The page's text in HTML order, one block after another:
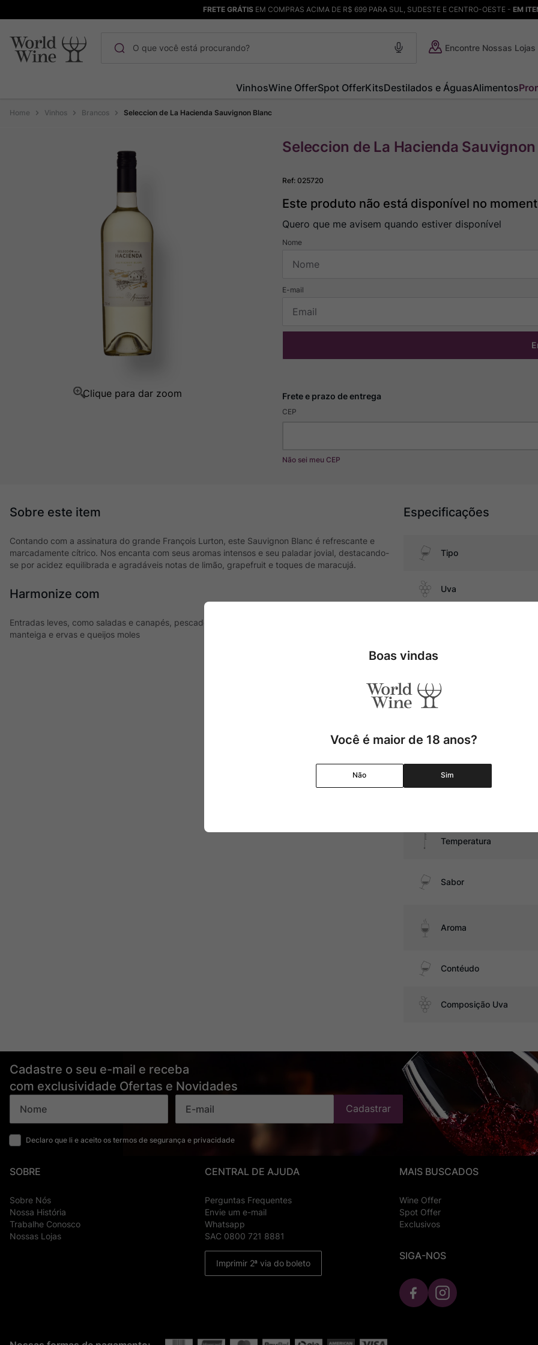
FRETE GRÁTISEM COMPRAS ACIMA DE R$ 699 PARA SUL, SUDESTE E CENTRO-OESTE - EM
Encontre Nossas Lojas
VinhosWine OfferSpot OfferKitsDestilados e ÁguasAlimentos
Vinhos Brancos Seleccion de La Hacienda Sauvignon Blanc
Seleccion de La Hacienda
Ref:025720
Este produto não está disponível no
Quero que me avisem quando estiver disponível
CEP
Não sei meu CEP
Contando com a assinatura do grande François Lurton, este Sauvignon Blanc é refrescante e
marcadamente cítrico. Nos encanta com seus aromas intensos e seu paladar jovial, destacando-
se por acidez equilibrada e agradáveis notas de limão, grapefruit e toques de maracujá.
Harmonize com
Entradas leves, como saladas e canapés, pescados e frutos do mar, massas salteadas com
manteiga e ervas e queijos moles
Especificações
Tipo
Uva
Temperatura
Sabor
Aroma
Contéudo
Composição Uva
Cadastre o seu e-mail e receba
com exclusividade Ofertas e Novidades
Declaro que li e aceito os termos de segurança e privacidade
Cadastrar
SOBRE
Sobre Nós
Nossa História
Trabalhe Conosco
Nossas Lojas
CENTRAL DE AJUDA
Perguntas Frequentes
Envie um e-mail
Whatsapp
SAC 0800 721 8881
Imprimir 2ª via do boleto
MAIS BUSCADOS
Wine Offer
Spot Offer
Exclusivos
SIGA-NOS
1º Maçanita
Boas vindas
Você é maior de 18 anos?
Não Sim